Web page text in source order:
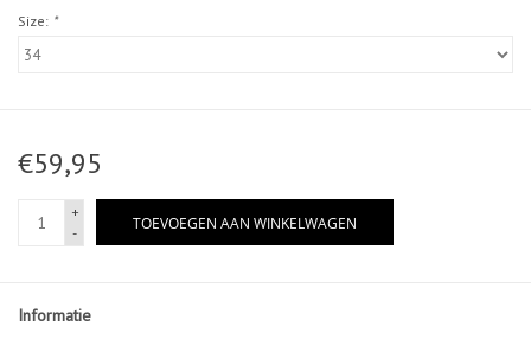
Size: *
€59,95
+
-
TOEVOEGEN AAN WINKELWAGEN
Informatie